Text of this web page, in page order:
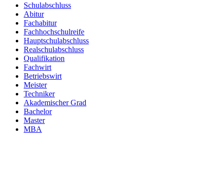
Schulabschluss
Abitur
Fachabitur
Fachhochschulreife
Hauptschulabschluss
Realschulabschluss
Qualifikation
Fachwirt
Betriebswirt
Meister
Techniker
Akademischer Grad
Bachelor
Master
MBA